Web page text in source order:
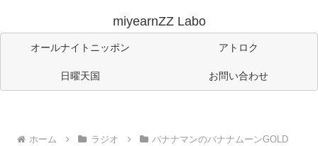
miyearnZZ Labo
オールナイトニッポン アトロク
日曜天国 お問い合わせ
ホーム ラジオ バナナマンのバナナムーンGOLD